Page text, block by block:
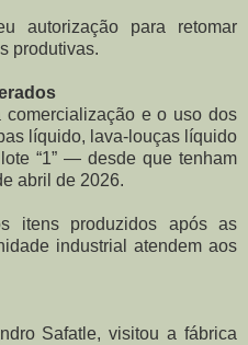
autorização para retomar
produtivas.
comercialização e o uso dos
líquido, lava-louças líquido
“1” — desde que tenham
abril de 2026.
itens produzidos após as
industrial atendem aos
Safatle, visitou a fábrica